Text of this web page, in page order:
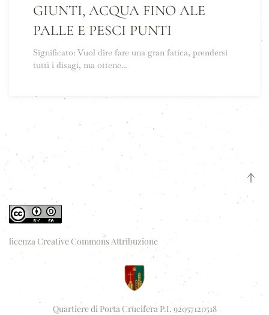
GIUNTI, ACQUA FINO ALE
PALLE E PESCI PUNTI
Significato: Vuol dire fare una gran fatica, prendersi
tutti i disagi, ma ottene...
licenza Creative Commons Attribuzione
Quartiere di Porta Crucifera P.I. 92057120518